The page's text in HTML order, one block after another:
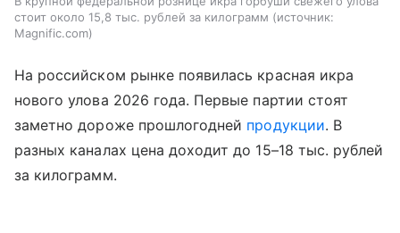
стоит около 15,8 тыс. рублей за килограмм
источник:
Magnific.com
На российском рынке появилась красная икра
нового улова 2026 года. Первые партии стоят
заметно дороже прошлогодней продукции. В
разных каналах цена доходит до 15–18 тыс. рублей
за килограмм.